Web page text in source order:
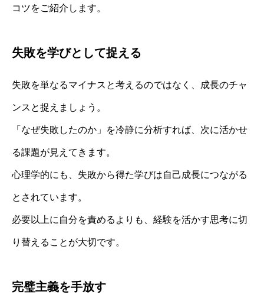
コツをご紹介します。
失敗を学びとして捉える
失敗を単なるマイナスと考えるのではなく、成長のチャ
ンスと捉えましょう。
「なぜ失敗したのか」を冷静に分析すれば、次に活かせ
る課題が見えてきます。
心理学的にも、失敗から得た学びは自己成長につながる
とされています。
必要以上に自分を責めるよりも、経験を活かす思考に切
り替えることが大切です。
完璧主義を手放す